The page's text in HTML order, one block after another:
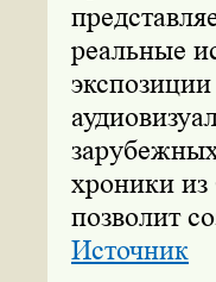
реальные
хроники
позволит
Источник